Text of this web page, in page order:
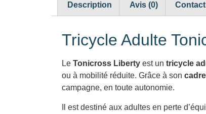
Description Avis (0) Contact
Tricycle Adulte
Le Tonicross Liberty est un tricycle
ou à mobilité réduite. Grâce à son
campagne, en toute autonomie.
Il est destiné aux adultes en perte